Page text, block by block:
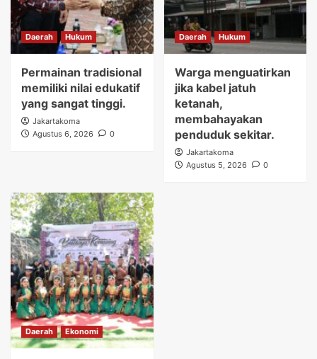
Daerah Hukum
Permainan tradisional
memiliki nilai edukatif
yang sangat tinggi.
Jakartakoma
Agustus 6, 2026
0
Daerah Hukum
Warga menguatirkan
jika kabel jatuh
ketanah,
membahayakan
penduduk sekitar.
Jakartakoma
Agustus 5, 2026
0
Daerah Ekonomi